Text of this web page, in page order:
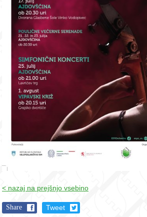
< nazaj na prejšnjo vsebino
Share Tweet